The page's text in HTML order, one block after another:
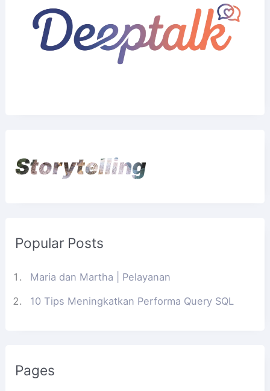
Storytelling
Popular Posts
Maria dan Martha | Pelayanan
10 Tips Meningkatkan Performa Query SQL
Pages